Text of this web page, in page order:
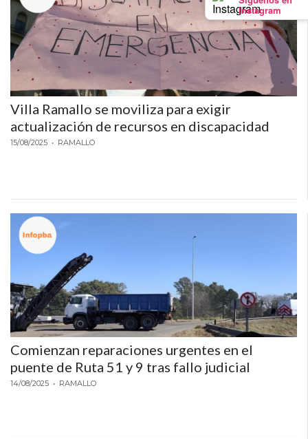
Instagram
ONLINE
CON
WHATSAPP?
COMPARATIVA
LAS
PRINCIPALES
OPCIONES
CHANGUITO
A
FUDO
MAXIREST
PARA
GESTIONAR
RESTAURANTES
BARES
CATÁLOGO
Villa Ramallo se moviliza para exigir
actualización de recursos en discapacidad
15/08/2025 • RAMALLO
Comienzan reparaciones urgentes en el
puente de Ruta 51 y 9 tras fallo judicial
14/08/2025 • RAMALLO